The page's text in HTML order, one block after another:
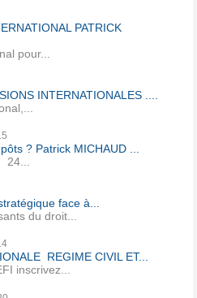
PATRICK
pour...
INTERNATIONALES ....
? Patrick MICHAUD ...
24...
face à...
du droit...
REGIME CIVIL ET...
inscrivez...